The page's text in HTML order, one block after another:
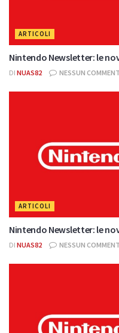
ARTICOLI
Nintendo Newsletter: le
DI NUAS82 NESSUN
ARTICOLI
Nintendo Newsletter: le
DI NUAS82 NESSUN